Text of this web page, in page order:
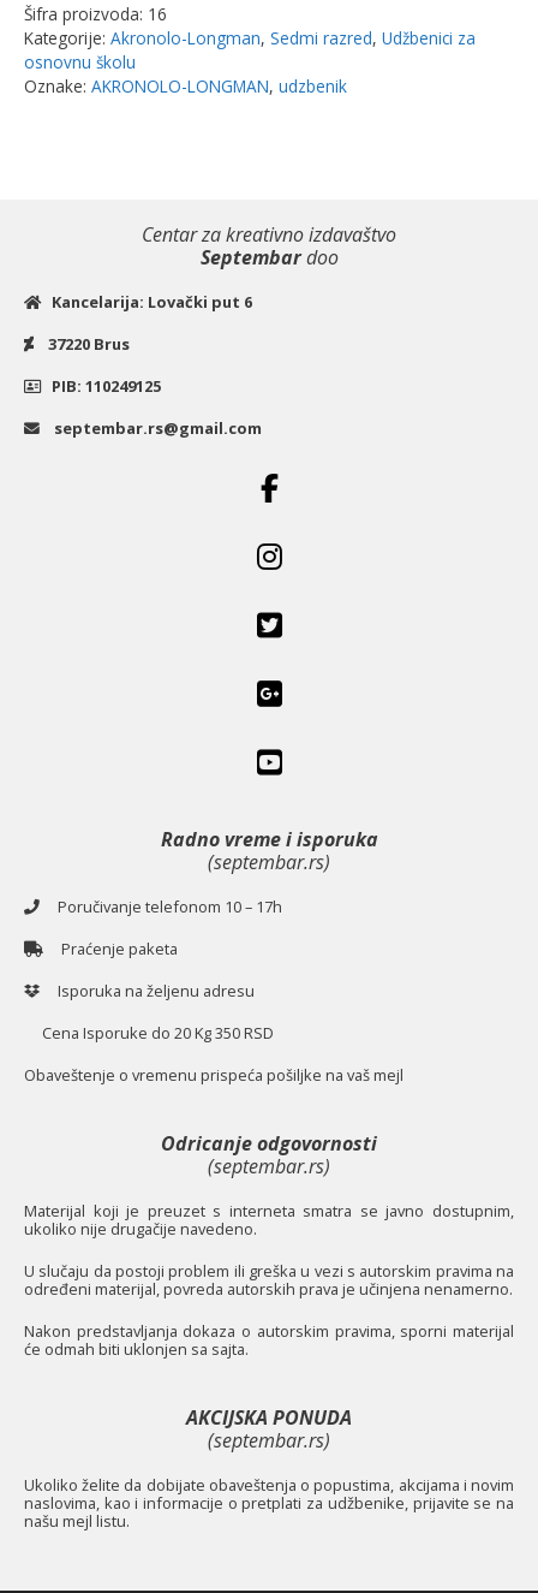
–
Akronolo-
Longman
količina
Šifra proizvoda: 16
Kategorije: Akronolo-Longman, Sedmi razred, Udžbenici za
osnovnu školu
Oznake: AKRONOLO-LONGMAN, udzbenik
Centar za kreativno izdavaštvo
Septembardoo
Kancelarija: Lovački put 6
37220 Brus
PIB: 110249125
septembar.rs@gmail.com
Radno vreme i isporuka
(septembar.rs)
Poručivanje telefonom 10 – 17h
Praćenje paketa
Isporuka na željenu adresu
Cena Isporuke do 20 Kg 350 RSD
Obaveštenje o vremenu prispeća pošiljke na vaš mejl
Odricanje odgovornosti
(septembar.rs)
Materijal koji je preuzet s interneta smatra se javno dostupnim,
ukoliko nije drugačije navedeno.
U slučaju da postoji problem ili greška u vezi s autorskim pravima na
određeni materijal, povreda autorskih prava je učinjena nenamerno.
Nakon predstavljanja dokaza o autorskim pravima, sporni materijal
će odmah biti uklonjen sa sajta.
AKCIJSKA PONUDA
(septembar.rs)
Ukoliko želite da dobijate obaveštenja o popustima, akcijama i novim
naslovima, kao i informacije o pretplati za udžbenike, prijavite se na
našu mejl listu.